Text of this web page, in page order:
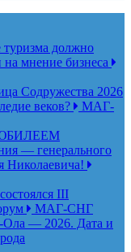
должно
мнение бизнеса
Содружества 2026
веков?
МАГ-
— генерального
III
МАГ-СНГ
Ола — 2026. Дата и